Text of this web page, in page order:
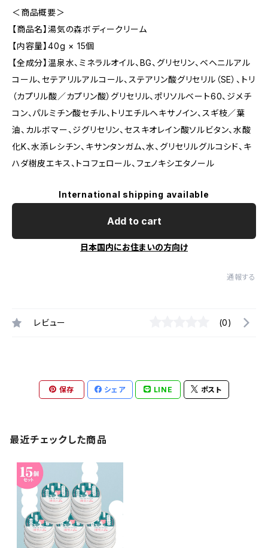
＜商品概要＞
【商品名】湯気の森ボディークリーム
【内容量】40g × 15個
【全成分】温泉水、ミネラルオイル、BG、グリセリン、ベヘニルアル
コール、セテアリルアルコール、ステアリン酸グリセリル（SE）、トリ
（カプリル酸／カプリン酸）グリセリル、ポリソルベート60、ジメチ
コン、パルミチン酸セチル、トリエチルヘキサノイン、スギ枝／葉
油、カルボマー、ジグリセリン、セスキオレイン酸ソルビタン、水酸
化K、水添レシチン、キサンタンガム、水、グリセリルグルコシド、キ
ハダ樹皮エキス、トコフェロール、フェノキシエタノール
International shipping available
Add to cart
日本国内にお住まいの方向け
通報する
レビュー (0)
保存 シェア LINE ポスト
最近チェックした商品